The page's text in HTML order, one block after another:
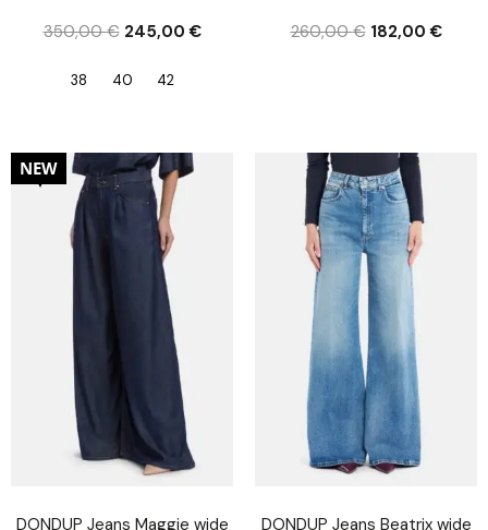
350,00€ 245,00€
38 40 42
260,00€ 182,00€
30%
NEW
DONDUP Jeans Maggie wide DONDUP Jeans Beatrix wide